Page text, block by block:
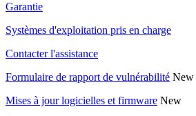
Garantie
Systèmes d'exploitation pris en charge
Contacter l'assistance
Formulaire de rapport de vulnérabilité New
Mises à jour logicielles et firmware New